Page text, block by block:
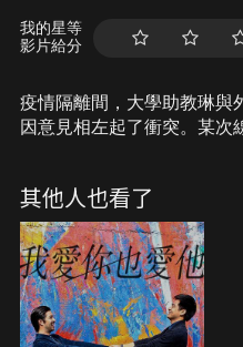
我的星等
影片給分
疫情隔離間，大學助教琳與
因意見相左起了衝突。某次
甚至覺得可以試著交往。疫
但隨著封城限制的鬆綁，琳
一起呢？
其他人也看了